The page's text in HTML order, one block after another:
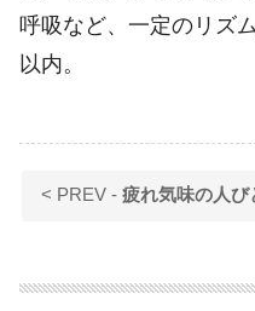
呼吸など、一定のリズ
以内。
< PREV -疲れ気味の人び